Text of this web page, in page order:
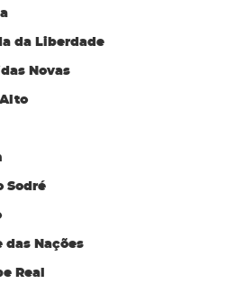
da Liberdade
Novas
Sodré
das Nações
Real